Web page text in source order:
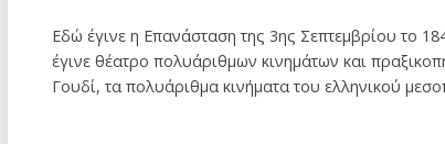
Εδώ έγινε η Επανάσταση της 3ης Σεπτεμβρίου το
έγινε θέατρο πολυάριθμων κινημάτων και
Γουδί, τα πολυάριθμα κινήματα του ελληνικού